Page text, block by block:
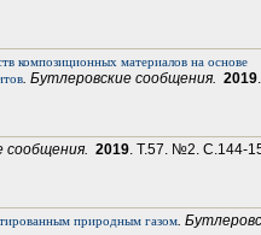
композиционных материалов на основе
. Бутлеровские сообщения. 2019
сообщения. 2019. Т.57. №2. С.144-
природным газом.